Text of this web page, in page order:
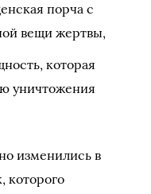
порча с
вещи жертвы,
которая
уничтожения
изменились в
которого